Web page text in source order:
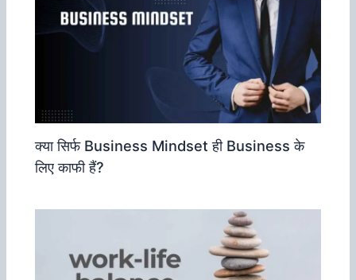
क्‍या सिर्फ Business Mindset ही Business के
लिए काफी हैं?